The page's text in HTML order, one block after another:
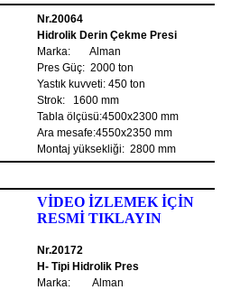
Nr.20064
Hidrolik Derin Çekme Presi
Marka: Alman
Pres Güç: 2000 ton
Yastık kuvveti: 450 ton
Strok: 1600 mm
Tabla ölçüsü:4500x2300 mm
Ara mesafe:4550x2350 mm
Montaj yüksekliği: 2800 mm
VİDEO İZLEMEK İÇİN
RESMİ TIKLAYIN
Nr.20172
H- Tipi Hidrolik Pres
Marka: Alman